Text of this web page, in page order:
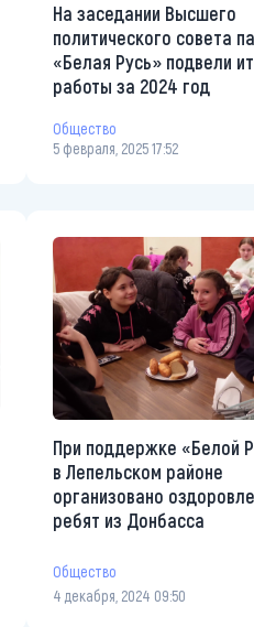
На заседании Высшего
политического совета
«Белая Русь» подвели
работы за 2024 год
Общество
5 февраля, 2025 17:52
При поддержке «Белой
в Лепельском районе
организовано
ребят из Донбасса
Общество
4 декабря, 2024 09:50